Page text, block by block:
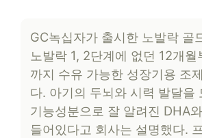
GC녹십자가 출시한 노발락 골
노발락 1, 2단계에 없던 12개월
까지 수유 가능한 성장기용 조
다. 아기의 두뇌와 시력 발달을
기능성분으로 잘 알려진 DHA
들어있다고 회사는 설명했다.